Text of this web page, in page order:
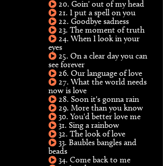
20. Goin' out of my head
21. I put a spell on you
22. Goodbye sadness
23. The moment of truth
24. When I look in your
eyes
25. On a clear day you can
see forever
26. Our language of love
27. What the world needs
now is love
28. Soon it's gonna rain
29. More than you know
30. You'd better love me
31. Sing a rainbow
32. The look of love
33. Baubles bangles and
beads
34. Come back to me